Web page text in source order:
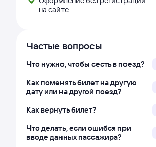
на сайте
Частые вопросы
Что нужно, чтобы сесть в поезд?
Как поменять билет на другую
дату или на другой поезд?
Как вернуть билет?
Что делать, если ошибся при
вводе данных пассажира?